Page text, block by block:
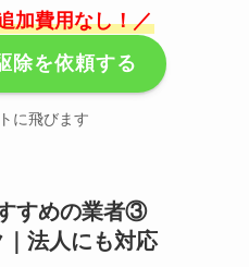
加費用なし！／
除を依頼する
に飛びます
すめの業者③
法人にも対応